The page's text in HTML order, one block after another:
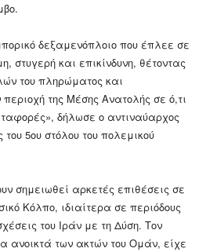
δεξαμενόπλοιο που έπλεε σε
στυγερή και επικίνδυνη, θέτοντας
του πληρώματος και
της Μέσης Ανατολής σε ό,τι
δήλωσε ο αντιναύαρχος
5ου στόλου του πολεμικού
σημειωθεί αρκετές επιθέσεις σε
Κόλπο, ιδιαίτερα σε περιόδους
του Ιράν με τη Δύση. Τον
ανοικτά των ακτών του Ομάν, είχε